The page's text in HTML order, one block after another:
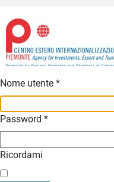
Nome utente *
Password *
Ricordami